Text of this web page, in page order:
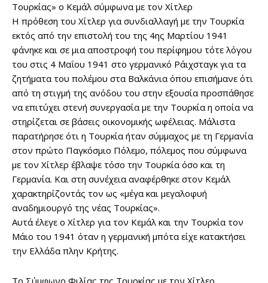
Τουρκίας» ο Κεμάλ σύμφωνα με τον Χίτλερ
Η πρόθεση του Χίτλερ για συνδιαλλαγή με την Τουρκία
εκτός από την επιστολή του της 4ης Μαρτίου 1941
φάνηκε και σε μια αποστροφή του περίφημου τότε λόγου
του στις 4 Μαΐου 1941 στο γερμανικό Ράιχσταγκ για τα
ζητήματα του πολέμου στα Βαλκάνια όπου επισήμανε ότι
από τη στιγμή της ανόδου του στην εξουσία προσπάθησε
να επιτύχει στενή συνεργασία με την Τουρκία η οποία να
στηρίζεται σε βάσεις οικονομικής ωφέλειας. Μάλιστα
παρατήρησε ότι η Τουρκία ήταν σύμμαχος με τη Γερμανία
στον πρώτο Παγκόσμιο Πόλεμο, πόλεμος που σύμφωνα
με τον Χίτλερ έβλαψε τόσο την Τουρκία όσο και τη
Γερμανία. Και στη συνέχεια αναφέρθηκε στον Κεμάλ
χαρακτηρίζοντάς τον ως «μέγα και μεγαλοφυή
αναδημιουργό της νέας Τουρκίας».
Αυτά έλεγε ο Χίτλερ για τον Κεμάλ και την Τουρκία τον
Μάιο του 1941 όταν η γερμανική μπότα είχε κατακτήσει
την Ελλάδα πλην Κρήτης.